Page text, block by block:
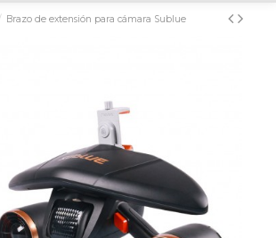
Brazo de extensión para cámara Sublue